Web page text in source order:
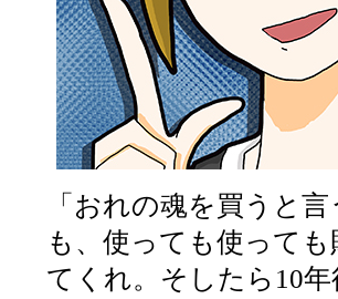
「おれの魂を買うと
も、使っても使って
てくれ。そしたら10